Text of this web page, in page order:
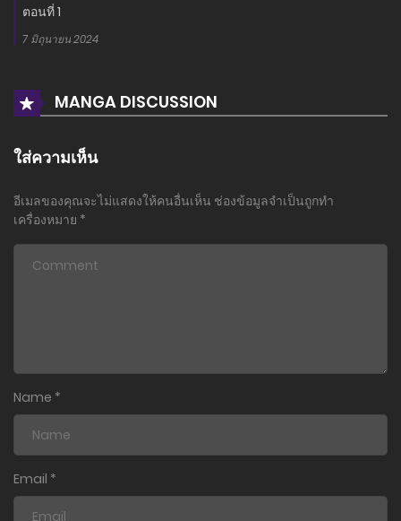
ตอนที่ 1
7 มิถุนายน 2024
MANGA DISCUSSION
ใส่ความเห็น
อีเมลของคุณจะไม่แสดงให้คนอื่นเห็น ช่องข้อมูลจำเป็นถูกทำ
เครื่องหมาย *
Name *
Email *